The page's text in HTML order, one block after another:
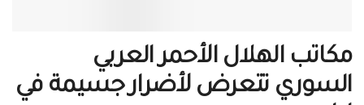
مكاتب الهلال الأحمر العربي
السوري تتعرض لأضرار جسيمة في